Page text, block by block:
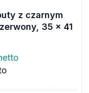
z czarnym
35 x 41